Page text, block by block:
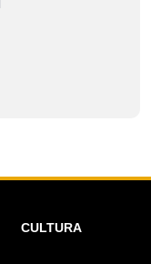
CULTURA